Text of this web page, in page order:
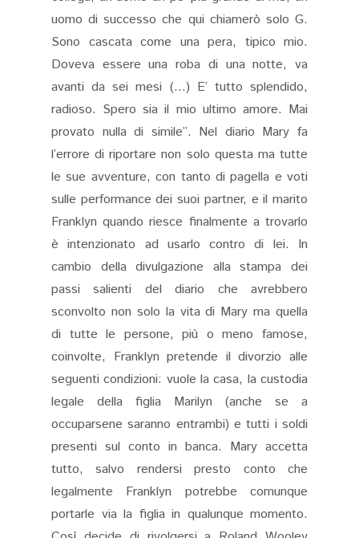
uomo di successo che qui chiamerò solo G.
Sono cascata come una pera, tipico mio.
Doveva essere una roba di una notte, va
avanti da sei mesi (…) E’ tutto splendido,
radioso. Spero sia il mio ultimo amore. Mai
provato nulla di simile”. Nel diario Mary fa
l’errore di riportare non solo questa ma tutte
le sue avventure, con tanto di pagella e voti
sulle performance dei suoi partner, e il marito
Franklyn quando riesce finalmente a trovarlo
è intenzionato ad usarlo contro di lei. In
cambio della divulgazione alla stampa dei
passi salienti del diario che avrebbero
sconvolto non solo la vita di Mary ma quella
di tutte le persone, più o meno famose,
coinvolte, Franklyn pretende il divorzio alle
seguenti condizioni: vuole la casa, la custodia
legale della figlia Marilyn (anche se a
occuparsene saranno entrambi) e tutti i soldi
presenti sul conto in banca. Mary accetta
tutto, salvo rendersi presto conto che
legalmente Franklyn potrebbe comunque
portarle via la figlia in qualunque momento.